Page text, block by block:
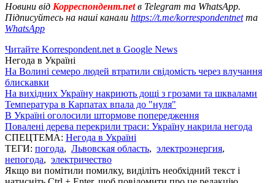
Новини від Корреспондент.netв Telegram та WhatsApp.
Підписуйтесь на наші канали https://t.me/korrespondentnetта
WhatsApp
Читайте Korrespondent.net в Google News
Негода в Україні
На Волині семеро людей втратили свідомість через влучання
блискавки
На вихідних Україну накриють дощі з грозами та шквалами
Температура в Карпатах впала до "нуля"
В Україні оголосили штормове попередження
Повалені дерева перекрили траси: Україну накрила негода
СПЕЦТЕМА: Негода в Україні
ТЕГИ: погода, Львовская область, электроэнергия,
непогода, электричество
Якщо ви помітили помилку, виділіть необхідний текст і